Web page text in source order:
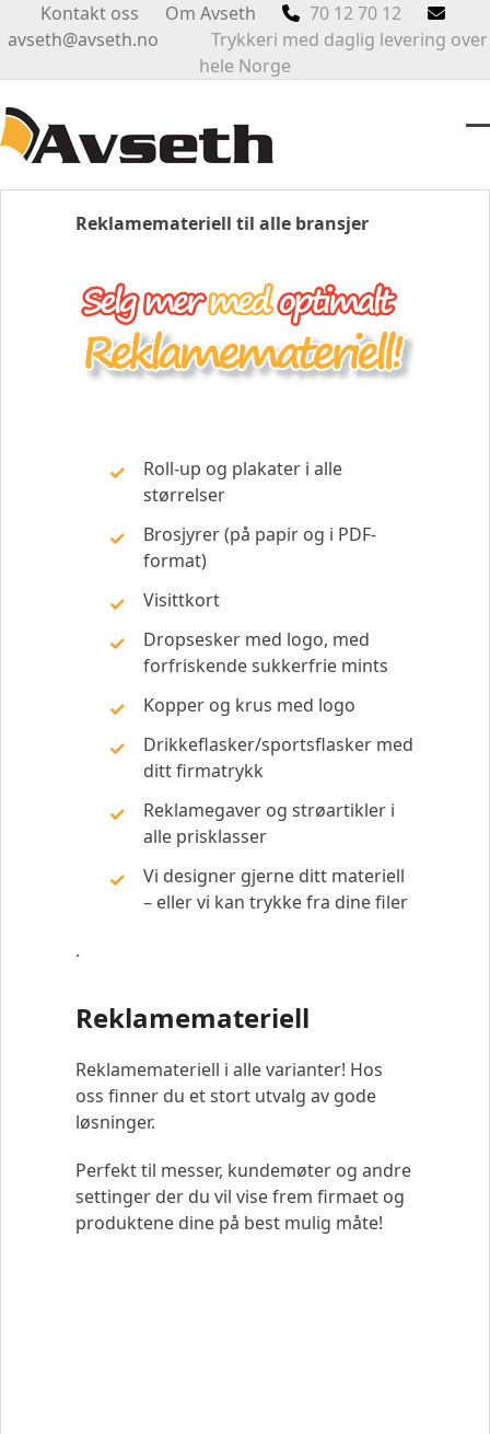
to
Kontakt oss Om Avseth
70 12 70 12
avseth@avseth.no Trykkeri med daglig levering over
hele Norge
Reklamemateriell til alle bransjer
Roll-up og plakater i alle
størrelser
Brosjyrer (på papir og i PDF-
format)
Visittkort
Dropsesker med logo, med
forfriskende sukkerfrie mints
Kopper og krus med logo
Drikkeflasker/sportsflasker med
ditt firmatrykk
Reklamegaver og strøartikler i
alle prisklasser
Vi designer gjerne ditt materiell
– eller vi kan trykke fra dine filer
.
Reklamemateriell
Reklamemateriell i alle varianter! Hos
oss finner du et stort utvalg av gode
løsninger.
Perfekt til messer, kundemøter og andre
settinger der du vil vise frem firmaet og
produktene dine på best mulig måte!